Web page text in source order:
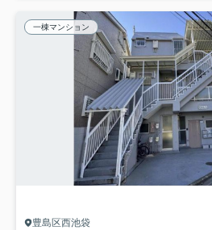
一棟マンション
豊島区西池袋